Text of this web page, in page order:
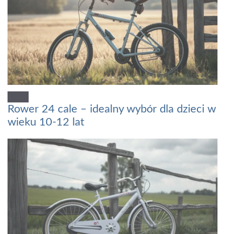
Rower 24 cale – idealny wybór dla dzieci w
wieku 10-12 lat